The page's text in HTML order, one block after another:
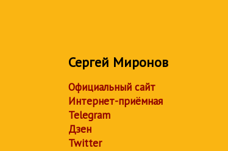
Сергей Миронов
Официальный сайт
Интернет-приёмная
Telegram
Дзен
Twitter